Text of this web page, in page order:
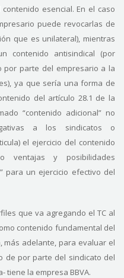
esencial. En el caso
puede revocarlas de
que es unilateral), mientras
contenido antisindical (por
por parte del empresario a la
ya que sería una forma de
del artículo 28.1 de la
“contenido adicional” no
a los sindicatos o
el ejercicio del contenido
ventajas y posibilidades
para un ejercicio efectivo del
que va agregando el TC al
contenido fundamental del
más adelante, para evaluar el
de por parte del sindicato del
tiene la empresa BBVA.